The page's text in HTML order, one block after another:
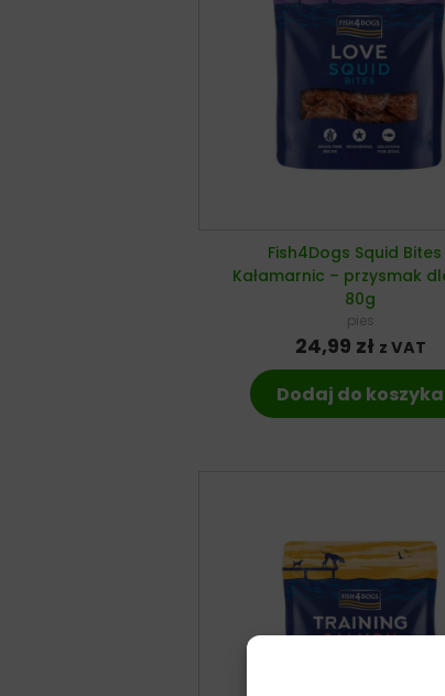
Fish4Dogs Squid Bites
Kałamarnic – przysmak
80g
pies
24,99 zł z VAT
Dodaj do koszyka